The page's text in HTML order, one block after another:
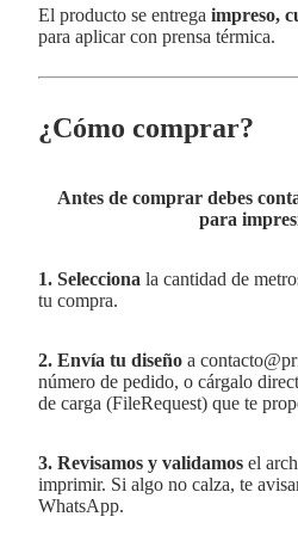
El producto se entrega impreso,
para aplicar con prensa térmica.
¿Cómo comprar?
Antes de comprar debes
para
1. Selecciona la cantidad de
tu compra.
2. Envía tu diseño a
número de pedido, o cárgalo
de carga (FileRequest) que te
3. Revisamos y validamos el
imprimir. Si algo no calza, te
WhatsApp.